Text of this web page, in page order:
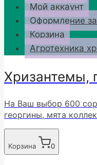
Мой аккаунт
Оформление
Корзина
Агротехника
Хризантемы,
На Ваш выбор 600
георгины, мята
Корзина 0